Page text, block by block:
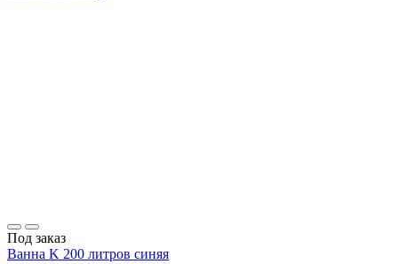
Под заказ
Ванна K 200 литров синяя